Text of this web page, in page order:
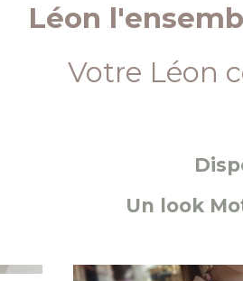
Léon
Votre Léon
Un look